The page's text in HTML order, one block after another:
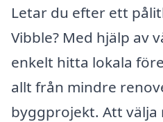
Letar du efter ett
Vibble? Med hjälp av
enkelt hitta lokala
allt från mindre
byggprojekt. Att